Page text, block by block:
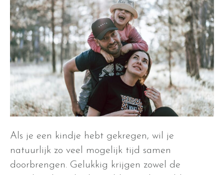
Als je een kindje hebt gekregen, wil je
natuurlijk zo veel mogelijk tijd samen
doorbrengen. Gelukkig krijgen zowel de